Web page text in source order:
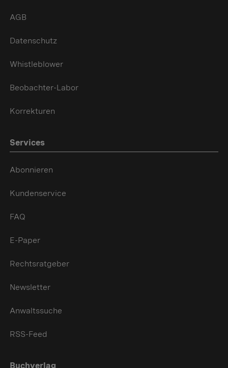
AGB
Datenschutz
Whistleblower
Beobachter-Labor
Korrekturen
Services
Abonnieren
Kundenservice
FAQ
E-Paper
Rechtsratgeber
Newsletter
Anwaltssuche
RSS-Feed
Buchverlag